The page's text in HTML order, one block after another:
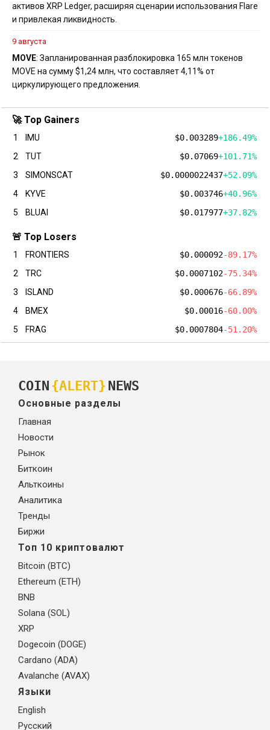
активов XRP Ledger, расширяя сценарии использования Flare
и привлекая ликвидность.
9 августа
MOVE: Запланированная разблокировка 165 млн токенов
MOVE на сумму $1,24 млн, что составляет 4,11% от
циркулирующего предложения.
🚀 Top Gainers
1 IMU $0.003289+186.49%
2
TUT $0.07069+101.71%
3
SIMONSCAT $0.0000022437+52.09%
4
KYVE $0.003746+40.96%
5
BLUAI $0.017977+37.82%
🚨 Top Losers
1 FRONTIERS $0.000092-89.17%
2
TRC $0.0007102-75.34%
3
ISLAND $0.000676-66.89%
4
BMEX $0.00016-60.00%
5
FRAG $0.0007804-51.20%
COIN {ALERT} NEWS
Основные разделы
Главная
Новости
Рынок
Биткоин
Альткоины
Аналитика
Тренды
Биржи
Топ 10 криптовалют
Bitcoin (BTC)
Ethereum (ETH)
BNB
Solana (SOL)
XRP
Dogecoin (DOGE)
Cardano (ADA)
Avalanche (AVAX)
Языки
English
Русский